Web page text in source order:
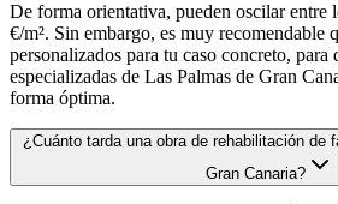
De forma orientativa, pueden oscilar entre
€/m². Sin embargo, es muy recomendable
personalizados para tu caso concreto, para
especializadas de Las Palmas de Gran
forma óptima.
¿Cuánto tarda una obra de rehabilitación de
Gran Canaria?